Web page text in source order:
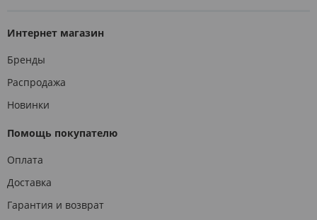
Интернет магазин
Бренды
Распродажа
Новинки
Помощь покупателю
Оплата
Доставка
Гарантия и возврат